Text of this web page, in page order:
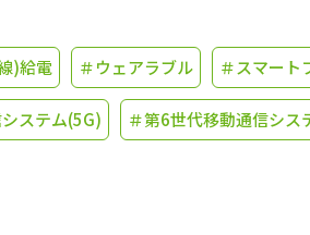
Ｑ＆
資料
)給電 ＃ウェアラブル ＃スマート
ステム(5G) ＃第6世代移動通信シス